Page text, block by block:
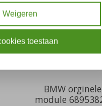
BMW
module
Weigeren
toestaan